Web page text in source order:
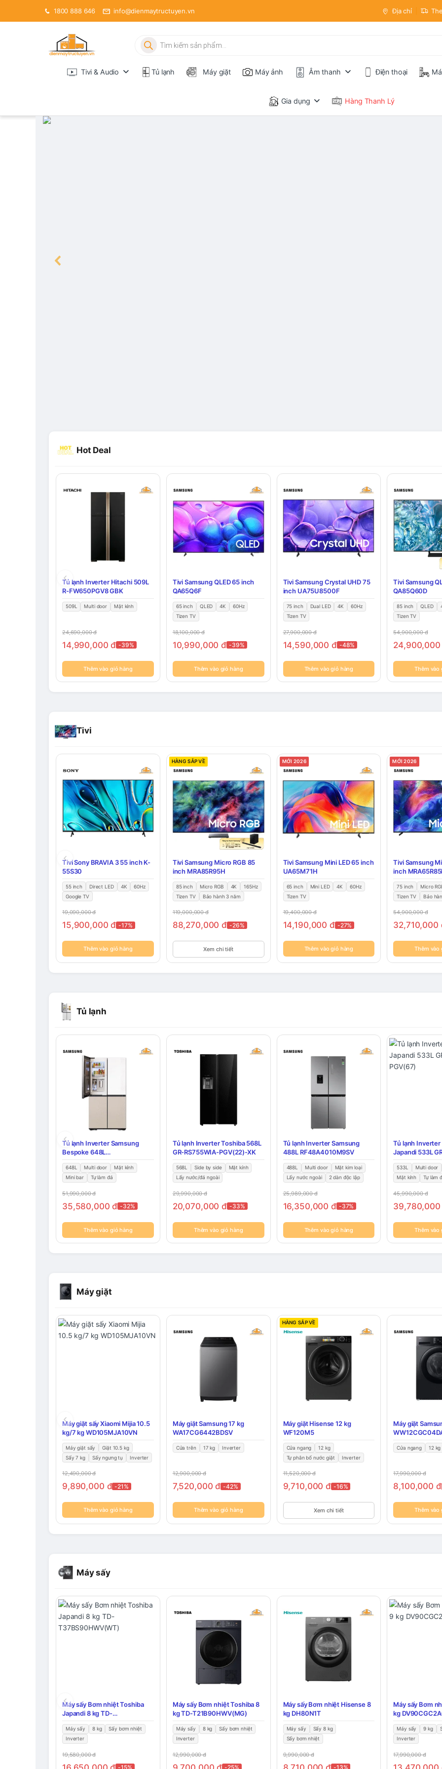
1800 888 646 info@dienmaytructuyen.vn Địa chỉ
Tìm kiếm sản phẩm
Tivi & Audio Tủ lạnh Máy giặt Máy ảnh Âm thanh Điện thoại
Gia dụng Hàng Thanh Lý
Hot Deal
Tủ lạnh Inverter Hitachi 509L
R-FW650PGV8 GBK
509L Multi door Mặt kính
24,690,000đ
14,990,000đ -39%
Thêm vào giỏ hàng
Tivi Samsung QLED 65 inch
QA65Q6F
65 inch QLED 4K
60Hz
Tizen TV
18,100,000đ
10,990,000đ -39%
Thêm vào giỏ hàng
Tivi Samsung Crystal UHD 75
inch UA75U8500F
75 inch Dual LED 4K
60Hz
Tizen TV
27,900,000đ
14,590,000 đ -48%
Thêm vào giỏ hàng
Tivi Samsung
QA85Q60D
85 inch QLED
Tizen TV
54,900,000đ
24,900,000
Thêm vào
Tivi
Tivi Sony BRAVIA 3 55 inch K-
55S30
55 inch Direct LED 4K
60Hz
Google TV
19,090,000đ
15,900,000đ -17%
Thêm vào giỏ hàng
HÀNG SẮP VỀ
Tivi Samsung Micro RGB 85
inch MRA85R95H
85 inch Micro RGB 4K
165Hz
Tizen TV
Bảo hành 3 năm
119,000,000đ
88,270,000đ -26%
Xem chi tiết
MỚI 2026
Tivi Samsung Mini LED 65 inch
UA65M71H
65 inch Mini LED 4K
60Hz
Tizen TV
19,400,000đ
14,190,000 đ -27%
Thêm vào giỏ hàng
MỚI 2026
Tivi Samsung
inch
75 inch Micro
Tizen TV
Bảo
54,900,000đ
32,710,000
Thêm vào
Tủ lạnh
Tủ lạnh Inverter Samsung
Bespoke 648L
RF59CB66F8S/SV
648L Multi door
Mặt kính
Mini bar
Tự làm đá
51,990,000đ
35,580,000đ -32%
Thêm vào giỏ hàng
Tủ lạnh Inverter Toshiba 568L
GR-RS755WIA-PGV(22)-XK
568L Side by side
Mặt kính
Lấy nước/đá ngoài
29,990,000đ
20,070,000đ -33%
Thêm vào giỏ hàng
Tủ lạnh Inverter Samsung
488L RF48A4010M9SV
488L Multi door
Mặt kim loại
Lấy nước ngoài
2 dàn độc lập
25,989,000đ
16,350,000 đ -37%
Thêm vào giỏ hàng
Tủ lạnh Inverter
Japandi 533L
PGV(67)
533L Multi door
Mặt kính
Tự làm
45,990,000đ
39,780,000
Thêm vào
Máy giặt
Máy giặt sấy Xiaomi Mijia 10.5
kg/7 kg WD105MJA10VN
Máy giặt sấy
Giặt 10.5 kg
Sấy 7 kg
Sấy ngưng tụ Inverter
12,490,000đ
9,890,000 đ -21%
Thêm vào giỏ hàng
Máy giặt Samsung 17 kg
WA17CG6442BDSV
Cửa trên 17 kg Inverter
12,900,000đ
7,520,000đ -42%
Thêm vào giỏ hàng
HÀNG SẮP VỀ
Máy giặt Hisense 12 kg
WF120M5
Cửa ngang
12 kg
Tự phân bổ nước giặt
Inverter
11,520,000đ
9,710,000đ -16%
Xem chi tiết
Máy giặt
Cửa ngang 12 kg
17,990,000đ
8,100,000 đ
Thêm vào
Máy sấy
Máy sấy Bơm nhiệt Toshiba
Japandi 8 kg TD-
T37BS90HWV(WT)
Máy sấy 8 kg
Sấy bơm nhiệt
Inverter
19,580,000đ
-15%
Máy sấy Bơm nhiệt Toshiba 8
kg TD-T21B90HWV(MG)
Máy sấy 8 kg
Sấy bơm nhiệt
Inverter
12,990,000đ
-25%
Máy sấy Bơm nhiệt Hisense 8
kg DH80N1T
Máy sấy
Sấy 8 kg
Sấy bơm nhiệt
9,990,000đ
-13%
Máy sấy Bơm
kg
Máy sấy 9 kg
Inverter
17,990,000đ